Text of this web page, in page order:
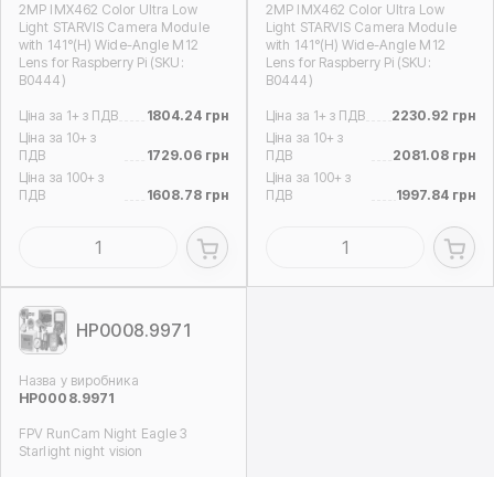
2MP IMX462 Color Ultra Low
Light STARVIS Camera Module
with 141°(H) Wide-Angle M12
Lens for Raspberry Pi (SKU:
B0444)
Ціна за 1+ з ПДВ
1804.24 грн
Ціна за 10+ з
ПДВ
1729.06 грн
Ціна за 100+ з
ПДВ
1608.78 грн
2MP IMX462 Color Ultra Low
Light STARVIS Camera Module
with 141°(H) Wide-Angle M12
Lens for Raspberry Pi (SKU:
B0444)
Ціна за 1+ з ПДВ
2230.92 грн
Ціна за 10+ з
ПДВ
2081.08 грн
Ціна за 100+ з
ПДВ
1997.84 грн
HP0008.9971
Назва у виробника
HP0008.9971
FPV RunCam Night Eagle 3
Starlight night vision